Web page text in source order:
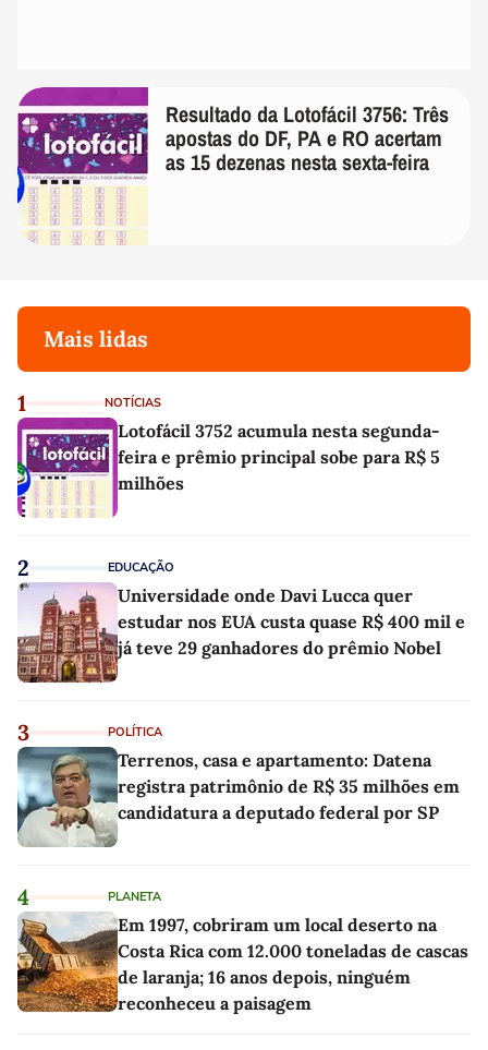
Resultado da Lotofácil 3756: Três
apostas do DF, PA e RO acertam
as 15 dezenas nesta sexta-feira
Mais lidas
1 NOTÍCIAS
Lotofácil 3752 acumula nesta segunda-
feira e prêmio principal sobe para R$ 5
milhões
2 EDUCAÇÃO
Universidade onde Davi Lucca quer
estudar nos EUA custa quase R$ 400 mil e
já teve 29 ganhadores do prêmio Nobel
3 POLÍTICA
Terrenos, casa e apartamento: Datena
registra patrimônio de R$ 35 milhões em
candidatura a deputado federal por SP
4 PLANETA
Em 1997, cobriram um local deserto na
Costa Rica com 12.000 toneladas de cascas
de laranja; 16 anos depois, ninguém
reconheceu a paisagem